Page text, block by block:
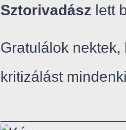
Sztorivadász lett
Gratulálok
kritizálást